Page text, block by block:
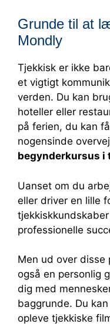
Grunde til at
Mondly
Tjekkisk er ikke
et vigtigt
verden. Du kan
hoteller eller
på ferien, du kan
nogensinde
begynderkursus i
Uanset om du
eller driver en lille
professionelle
Men ud over disse
også en personlig
dig med
baggrunde. Du
opleve tjekkiske